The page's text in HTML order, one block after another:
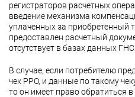
регистраторов расчетных
введение механизма
уплаченных за приобретенный
предоставлен расчетный
отсутствует в базах данных ГНС.
В случае, если потребителю
чек РРО, и данные по такому
то он имеет право обратиться